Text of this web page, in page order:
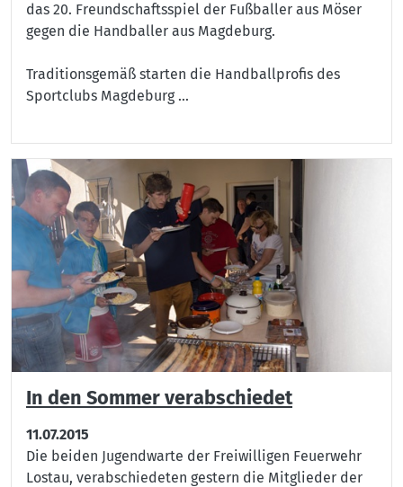
das 20. Freundschaftsspiel der Fußballer aus Möser
gegen die Handballer aus Magdeburg.
Traditionsgemäß starten die Handballprofis des
Sportclubs Magdeburg ...
In den Sommer verabschiedet
11.07.2015
Die beiden Jugendwarte der Freiwilligen Feuerwehr
Lostau, verabschiedeten gestern die Mitglieder der